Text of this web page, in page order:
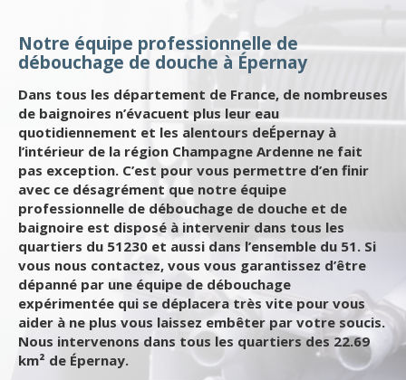
Notre équipe professionnelle de
débouchage de douche à Épernay
Dans tous les département de France, de nombreuses
de baignoires n’évacuent plus leur eau
quotidiennement et les alentours deÉpernay à
l’intérieur de la région Champagne Ardenne ne fait
pas exception. C’est pour vous permettre d’en finir
avec ce désagrément que notre équipe
professionnelle de débouchage de douche et de
baignoire est disposé à intervenir dans tous les
quartiers du 51230 et aussi dans l’ensemble du 51. Si
vous nous contactez, vous vous garantissez d’être
dépanné par une équipe de débouchage
expérimentée qui se déplacera très vite pour vous
aider à ne plus vous laissez embêter par votre soucis.
Nous intervenons dans tous les quartiers des 22.69
km² de Épernay.